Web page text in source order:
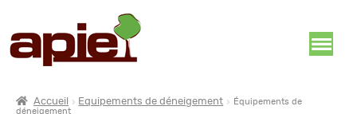
Accueil Equipements de déneigement
Équipements de
déneigement